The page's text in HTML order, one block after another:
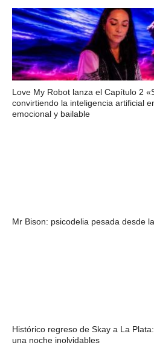
Love My Robot lanza el Capítulo 2
convirtiendo la inteligencia artificial
emocional y bailable
Mr Bison: psicodelia pesada desde
Histórico regreso de Skay a La
una noche inolvidables